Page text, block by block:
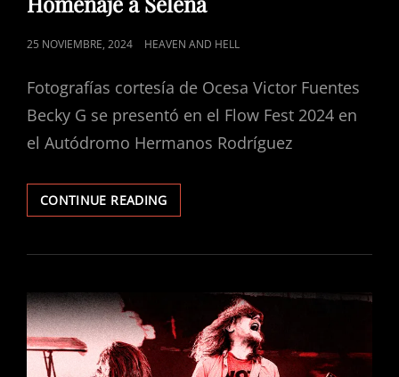
POSTED
25 NOVIEMBRE, 2024 HEAVEN AND HELL
Fotografías cortesía de Ocesa Victor Fuentes
Becky G se presentó en el Flow Fest 2024 en
el Autódromo Hermanos Rodríguez
CONTINUE READINGBECKY
G
A
60,000
FANS
EN